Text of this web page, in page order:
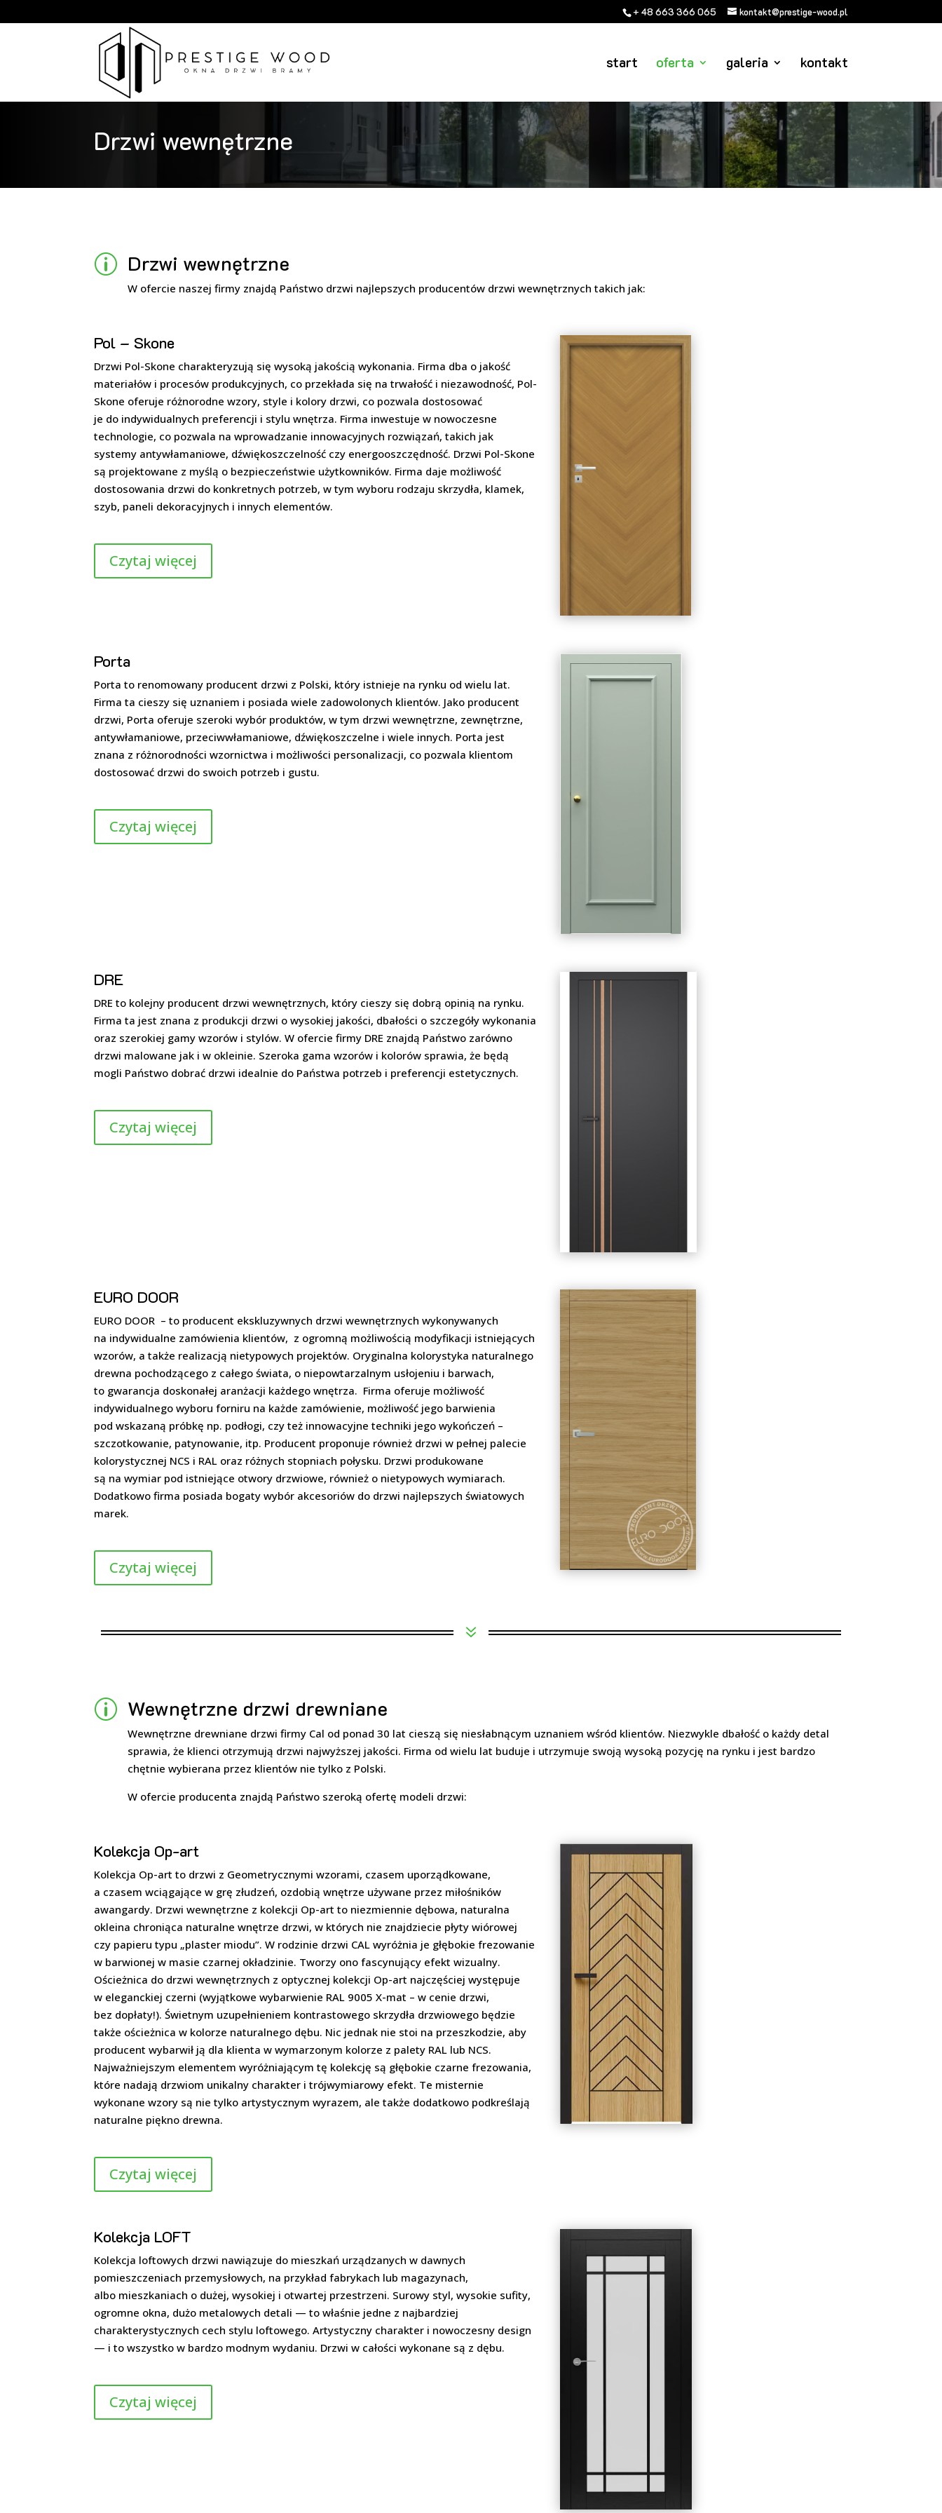
+ 48 663 366 065 kontakt@prestige-wood.pl
start oferta galeria kontakt
Drzwi wewnętrzne
p Drzwi wewnętrzne
W ofercie naszej firmy znajdą Państwo drzwi najlepszych producentów drzwi wewnętrznych takich jak:
Pol – Skone
Drzwi Pol-Skone charakteryzują się wysoką jakością wykonania. Firma dba o jakość
materiałów i procesów produkcyjnych, co przekłada się na trwałość i niezawodność, Pol-
Skone oferuje różnorodne wzory, style i kolory drzwi, co pozwala dostosować
je do indywidualnych preferencji i stylu wnętrza. Firma inwestuje w nowoczesne
technologie, co pozwala na wprowadzanie innowacyjnych rozwiązań, takich jak
systemy antywłamaniowe, dźwiękoszczelność czy energooszczędność. Drzwi Pol-Skone
są projektowane z myślą o bezpieczeństwie użytkowników. Firma daje możliwość
dostosowania drzwi do konkretnych potrzeb, w tym wyboru rodzaju skrzydła, klamek,
szyb, paneli dekoracyjnych i innych elementów.
Czytaj więcej
Porta
Porta to renomowany producent drzwi z Polski, który istnieje na rynku od wielu lat.
Firma ta cieszy się uznaniem i posiada wiele zadowolonych klientów. Jako producent
drzwi, Porta oferuje szeroki wybór produktów, w tym drzwi wewnętrzne, zewnętrzne,
antywłamaniowe, przeciwwłamaniowe, dźwiękoszczelne i wiele innych. Porta jest
znana z różnorodności wzornictwa i możliwości personalizacji, co pozwala klientom
dostosować drzwi do swoich potrzeb i gustu.
Czytaj więcej
DRE
DRE to kolejny producent drzwi wewnętrznych, który cieszy się dobrą opinią na rynku.
Firma ta jest znana z produkcji drzwi o wysokiej jakości, dbałości o szczegóły wykonania
oraz szerokiej gamy wzorów i stylów. W ofercie firmy DRE znajdą Państwo zarówno
drzwi malowane jak i w okleinie. Szeroka gama wzorów i kolorów sprawia, że będą
mogli Państwo dobrać drzwi idealnie do Państwa potrzeb i preferencji estetycznych.
Czytaj więcej
EURO DOOR
EURO DOOR – to producent ekskluzywnych drzwi wewnętrznych wykonywanych
na indywidualne zamówienia klientów, z ogromną możliwością modyfikacji istniejących
wzorów, a także realizacją nietypowych projektów. Oryginalna kolorystyka naturalnego
drewna pochodzącego z całego świata, o niepowtarzalnym usłojeniu i barwach,
to gwarancja doskonałej aranżacji każdego wnętrza. Firma oferuje możliwość
indywidualnego wyboru forniru na każde zamówienie, możliwość jego barwienia
pod wskazaną próbkę np. podłogi, czy też innowacyjne techniki jego wykończeń –
szczotkowanie, patynowanie, itp. Producent proponuje również drzwi w pełnej palecie
kolorystycznej NCS i RAL oraz różnych stopniach połysku. Drzwi produkowane
są na wymiar pod istniejące otwory drzwiowe, również o nietypowych wymiarach.
Dodatkowo firma posiada bogaty wybór akcesoriów do drzwi najlepszych światowych
marek.
Czytaj więcej
7
p Wewnętrzne drzwi drewniane
Wewnętrzne drewniane drzwi firmy Cal od ponad 30 lat cieszą się niesłabnącym uznaniem wśród klientów. Niezwykle dbałość o każdy detal
sprawia, że klienci otrzymują drzwi najwyższej jakości. Firma od wielu lat buduje i utrzymuje swoją wysoką pozycję na rynku i jest bardzo
chętnie wybierana przez klientów nie tylko z Polski.
W ofercie producenta znajdą Państwo szeroką ofertę modeli drzwi:
Kolekcja Op-art
Kolekcja Op-art to drzwi z Geometrycznymi wzorami, czasem uporządkowane,
a czasem wciągające w grę złudzeń, ozdobią wnętrze używane przez miłośników
awangardy. Drzwi wewnętrzne z kolekcji Op-art to niezmiennie dębowa, naturalna
okleina chroniąca naturalne wnętrze drzwi, w których nie znajdziecie płyty wiórowej
czy papieru typu „plaster miodu”. W rodzinie drzwi CAL wyróżnia je głębokie frezowanie
w barwionej w masie czarnej okładzinie. Tworzy ono fascynujący efekt wizualny.
Ościeżnica do drzwi wewnętrznych z optycznej kolekcji Op-art najczęściej występuje
w eleganckiej czerni (wyjątkowe wybarwienie RAL 9005 X-mat – w cenie drzwi,
bez dopłaty!). Świetnym uzupełnieniem kontrastowego skrzydła drzwiowego będzie
także ościeżnica w kolorze naturalnego dębu. Nic jednak nie stoi na przeszkodzie, aby
producent wybarwił ją dla klienta w wymarzonym kolorze z palety RAL lub NCS.
Najważniejszym elementem wyróżniającym tę kolekcję są głębokie czarne frezowania,
które nadają drzwiom unikalny charakter i trójwymiarowy efekt. Te misternie
wykonane wzory są nie tylko artystycznym wyrazem, ale także dodatkowo podkreślają
naturalne piękno drewna.
Czytaj więcej
Kolekcja LOFT
Kolekcja loftowych drzwi nawiązuje do mieszkań urządzanych w dawnych
pomieszczeniach przemysłowych, na przykład fabrykach lub magazynach,
albo mieszkaniach o dużej, wysokiej i otwartej przestrzeni. Surowy styl, wysokie sufity,
ogromne okna, dużo metalowych detali — to właśnie jedne z najbardziej
charakterystycznych cech stylu loftowego. Artystyczny charakter i nowoczesny design
— i to wszystko w bardzo modnym wydaniu. Drzwi w całości wykonane są z dębu.
Czytaj więcej